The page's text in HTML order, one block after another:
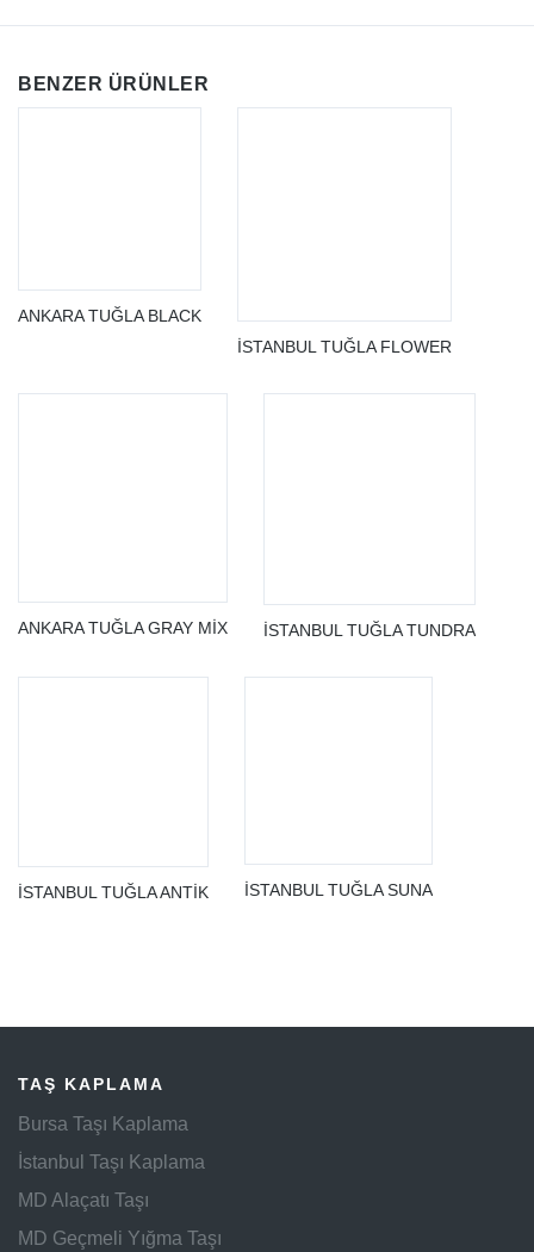
BENZER ÜRÜNLER
ANKARA TUĞLA BLACK
İSTANBUL TUĞLA FLOWER
ANKARA TUĞLA GRAY MİX İSTANBUL TUĞLA TUNDRA
İSTANBUL TUĞLA ANTİK İSTANBUL TUĞLA SUNA
TAŞ KAPLAMA
Bursa Taşı Kaplama
İstanbul Taşı Kaplama
MD Alaçatı Taşı
MD Geçmeli Yığma Taşı